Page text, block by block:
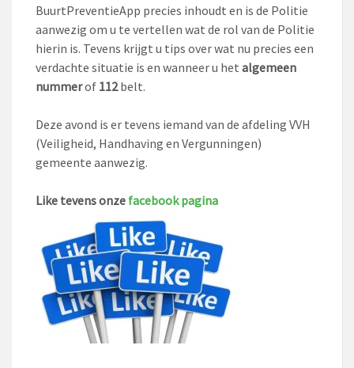
BuurtPreventieApp precies inhoudt en is de Politie
aanwezig om u te vertellen wat de rol van de Politie
hierin is. Tevens krijgt u tips over wat nu precies een
verdachte situatie is en wanneer u het algemeen
nummerof 112belt.
Deze avond is er tevens iemand van de afdeling VVH
(Veiligheid, Handhaving en Vergunningen)
gemeente aanwezig.
Like tevens onze facebook pagina